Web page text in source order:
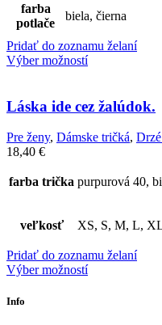
farba
potlače
biela, čierna
Pridať do zoznamu želaní
Výber možností
Láska ide cez žalúdok.
Pre ženy, Dámske tričká,
18,40 €
farba trička purpurová 40,
veľkosť XS, S, M, L,
Pridať do zoznamu želaní
Výber možností
Info